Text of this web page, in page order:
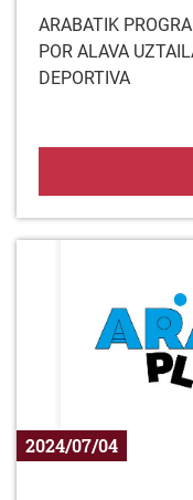
ARABATIK
POR ALAVA
DEPORTIVA
2024/07/04